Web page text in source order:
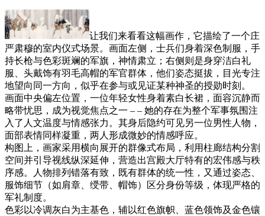
让我们来看看这幅画作，它描绘了一个庄
严肃穆的室内仪式场景。画面左侧，士兵们身着深色制服，手
持长枪与色彩斑斓的军旗，神情肃立；右侧则是身穿洁白礼
服、头戴饰有羽毛高帽的军官群体，他们姿态挺拔，目光专注
地望向同一方向，似乎在参与或见证某种神圣的授勋时刻。
画面中央偏左位置，一位年轻女性身着素白长裙，面容沉静而
略带忧思，成为视觉焦点之一 – – 她的存在为整个军事氛围注
入了人文温度与情感张力。其身后隐约可见另一位男性人物，
面部表情同样凝重，两人形成微妙的情感呼应。
构图上，画家采用横向展开的群像式布局，利用柱廊结构分割
空间并引导视线纵深延伸，营造出宫殿大厅特有的宏伟感与秩
序感。人物排列错落有致，既有群体的统一性，又通过姿态、
服饰细节（如肩章、绶带、帽饰）区分身份等级，体现严格的
军礼制度。
色彩以冷调灰白为主基色，辅以红色旗帜、蓝色领饰及金色镶